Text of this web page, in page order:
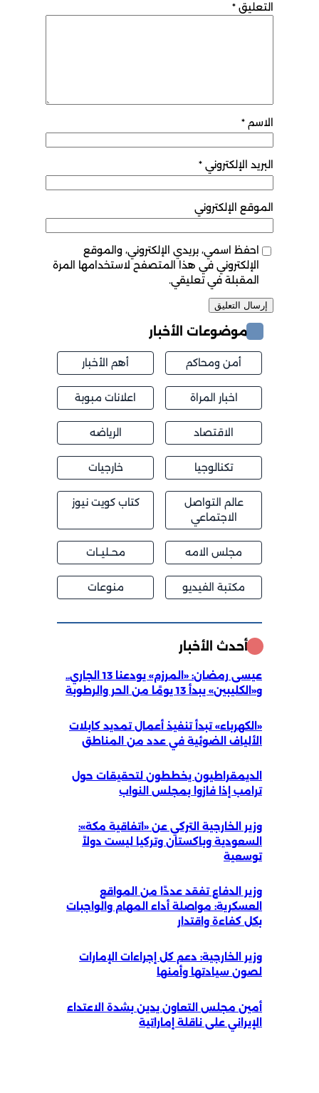
التعليق *
الاسم *
البريد الإلكتروني *
الموقع الإلكتروني
احفظ اسمي، بريدي الإلكتروني، والموقع
الإلكتروني في هذا المتصفح لاستخدامها المرة
المقبلة في تعليقي.
موضوعات الأخبار
أمن ومحاكم أهم الأخبار
اخبار المراة اعلانات مبوبة
الاقتصاد الرياضه
تكنالوجيا خارجيات
عالم التواصل
الاجتماعي
كتاب كويت نيوز
مجلس الامه محــليــات
مكتبة الفيديو منوعات
أحدث الأخبار
عيسى رمضان: «المرزم» يودعنا 13 الجاري..
و«الكليبين» يبدأ 13 يومًا من الحر والرطوبة
«الكهرباء» تبدأ تنفيذ أعمال تمديد كابلات
الألياف الضوئية في عدد من المناطق
الديمقراطيون يخططون لتحقيقات حول
ترامب إذا فازوا بمجلس النواب
وزير الخارجية التركي عن «اتفاقية مكة»:
السعودية وباكستان وتركيا ليست دولاً
توسعية
وزير الدفاع تفقد عددًا من المواقع
العسكرية: مواصلة أداء المهام والواجبات
بكل كفاءة واقتدار
وزير الخارجية: دعم كل إجراءات الإمارات
لصون سيادتها وأمنها
أمين مجلس التعاون يدين بشدة الاعتداء
الإيراني على ناقلة إماراتية